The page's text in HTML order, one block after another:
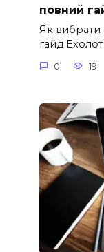
повний
Як вибрати
гайд Ехолот
0 19